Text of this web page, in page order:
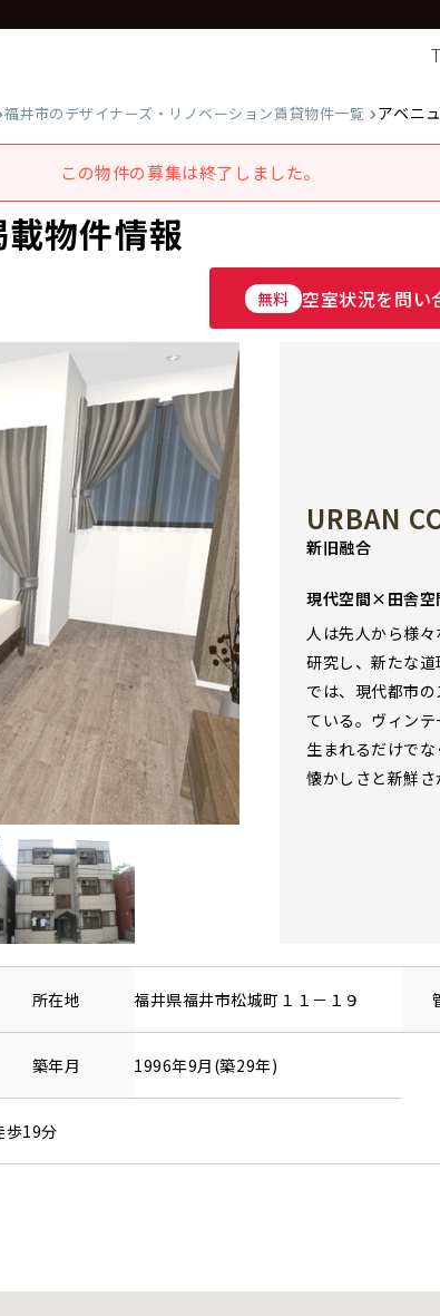
福井市のデザイナーズ・リノベーション賃貸物件一覧 アベニ
この物件の募集は終了しました。
物件情報
無料 空室状況を問い
URBAN
新旧融合
現代空間×田舎空
人は先人から様
研究し、新たな
では、現代都市
ている。ヴィン
生まれるだけで
懐かしさと新鮮さ
所在地 福井県福井市松城町 １１－１９
築年月 1996年9月(築29年)
歩19分